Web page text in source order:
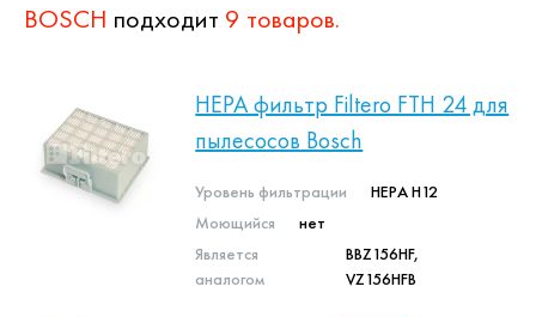
BOSCH подходит 9 товаров.
HEPA фильтр Filtero FTH 24 для
пылесосов Bosch
Уровень фильтрации
HEPA H12
Моющийся
нет
Является
аналогом
BBZ156HF,
VZ156HFB